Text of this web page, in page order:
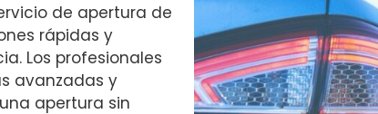
de apertura de
rápidas y
Los profesionales
avanzadas y
apertura sin